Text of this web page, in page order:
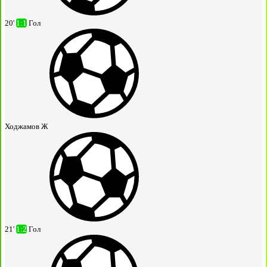
20' 1:1 Гол
Ходжамов Ж
21' 1:2 Гол